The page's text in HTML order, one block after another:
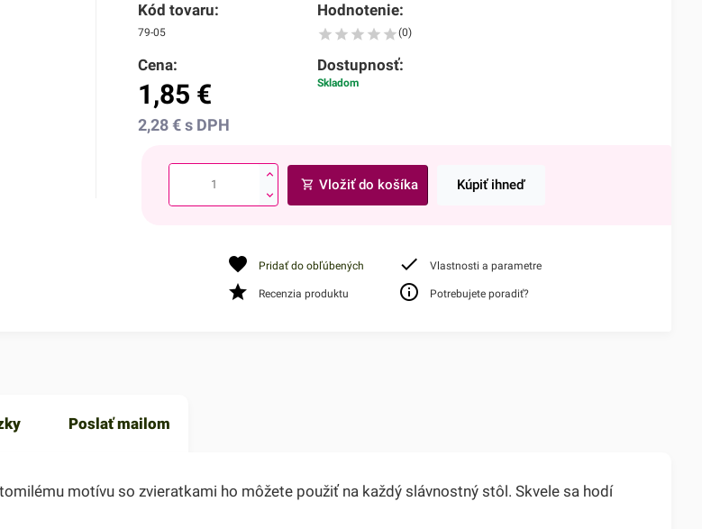
Kód tovaru:
79-05
Hodnotenie:
(0)
Cena:
1,85 €
2,28€s DPH
Dostupnosť:
Skladom
Vložiť do košíka Kúpiť ihneď
Pridať do obľúbených Vlastnosti a parametre
Recenzia produktu Potrebujete poradiť?
Poslať mailom
motívu so zvieratkami ho môžete použiť na každý slávnostný stôl. Skvele sa hodí